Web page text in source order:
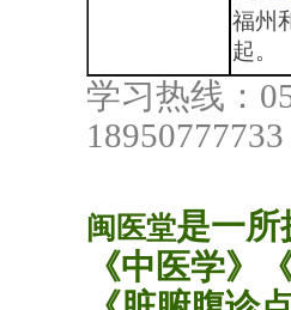
福州
起。
学习热线
闽医堂是一所
《中医学》